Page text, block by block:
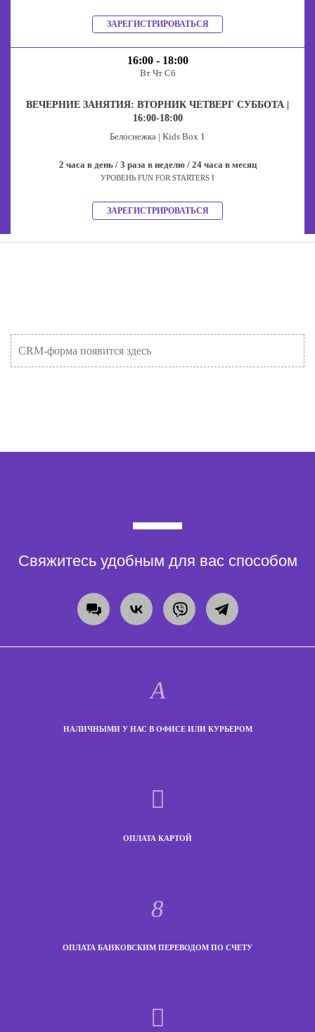
ЗАРЕГИСТРИРОВАТЬСЯ
16:00 - 18:00
Вт Чт Сб
ВЕЧЕРНИЕ ЗАНЯТИЯ: ВТОРНИК ЧЕТВЕРГ СУББОТА |
16:00-18:00
Белоснежка | Kids Box 1
2 часа в день / 3 раза в неделю / 24 часа в месяц
УРОВЕНЬ FUN FOR STARTERS I
ЗАРЕГИСТРИРОВАТЬСЯ
CRM-форма появится здесь
Свяжитесь удобным для вас способом
НАЛИЧНЫМИ У НАС В ОФИСЕ ИЛИ КУРЬЕРОМ
ОПЛАТА КАРТОЙ
ОПЛАТА БАНКОВСКИМ ПЕРЕВОДОМ ПО СЧЕТУ